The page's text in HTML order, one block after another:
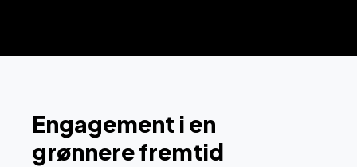
Engagement i en
grønnere fremtid